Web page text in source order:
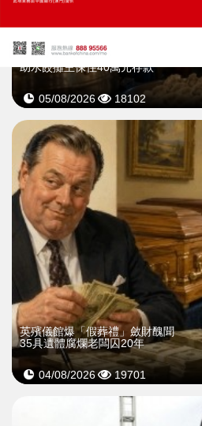
女警買晚餐撞破詐騙
助水餃攤主保住40萬元存款
05/08/2026 18102
英殯儀館爆「假葬禮」斂財醜聞
35具遺體腐爛老闆囚20年
04/08/2026 19701